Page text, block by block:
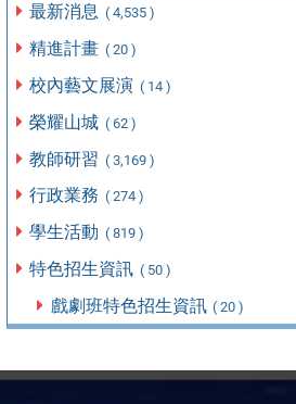
最新消息 ( 4,535 )
精進計畫 ( 20 )
校內藝文展演 ( 14 )
榮耀山城 ( 62 )
教師研習 ( 3,169 )
行政業務 ( 274 )
學生活動 ( 819 )
特色招生資訊 ( 50 )
戲劇班特色招生資訊 ( 20 )